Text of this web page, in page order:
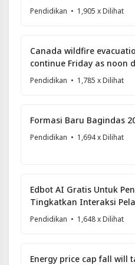
Pendidikan • 1,905 x Dilihat
Canada wildfire
continue Friday as noon
looms
Pendidikan • 1,785 x Dilihat
Formasi Baru Bagindas
Pendidikan • 1,694 x Dilihat
Edbot AI Gratis Untuk
Tingkatkan Interaksi
Pendidikan • 1,648 x Dilihat
Energy price cap fall will